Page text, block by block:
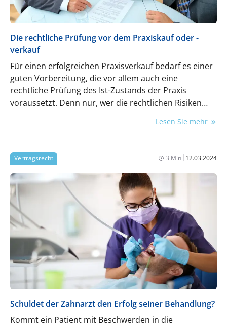
Die rechtliche Prüfung vor dem Praxiskauf oder -
verkauf
Für einen erfolgreichen Praxisverkauf bedarf es einer
guten Vorbereitung, die vor allem auch eine
rechtliche Prüfung des Ist-Zustands der Praxis
voraussetzt. Denn nur, wer die rechtlichen Risiken
Kaufentscheidung treffen und sich vor bösenLesen Sie mehr
Vertragsrecht 3 Min| 12.03.2024
Schuldet der Zahnarzt den Erfolg seiner Behandlung?
Kommt ein Patient mit Beschwerden in die